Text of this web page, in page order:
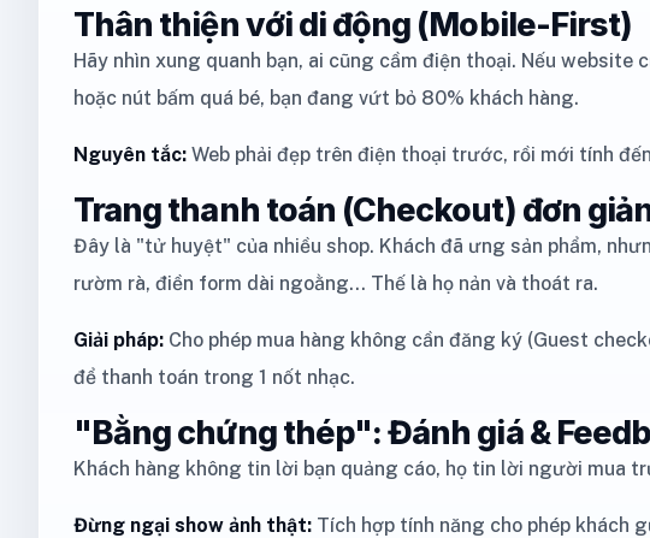
Thân thiện với di động (Mobile-First)
Hãy nhìn xung quanh bạn, ai cũng cầm điện thoại. Nếu website
hoặc nút bấm quá bé, bạn đang vứt bỏ 80% khách hàng.
Nguyên tắc: Web phải đẹp trên điện thoại trước, rồi mới tính
Trang thanh toán (Checkout) đơn
Đây là "tử huyệt" của nhiều shop. Khách đã ưng sản phẩm,
rườm rà, điền form dài ngoằng... Thế là họ nản và thoát ra.
Giải pháp: Cho phép mua hàng không cần đăng ký (Guest
để thanh toán trong 1 nốt nhạc.
"Bằng chứng thép": Đánh giá &
Khách hàng không tin lời bạn quảng cáo, họ tin lời người mua
Đừng ngại show ảnh thật: Tích hợp tính năng cho phép khách